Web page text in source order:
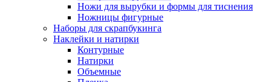
Ножи для вырубки и формы для тиснения
Ножницы фигурные
Наборы для скрапбукинга
Наклейки и натирки
Контурные
Натирки
Объемные